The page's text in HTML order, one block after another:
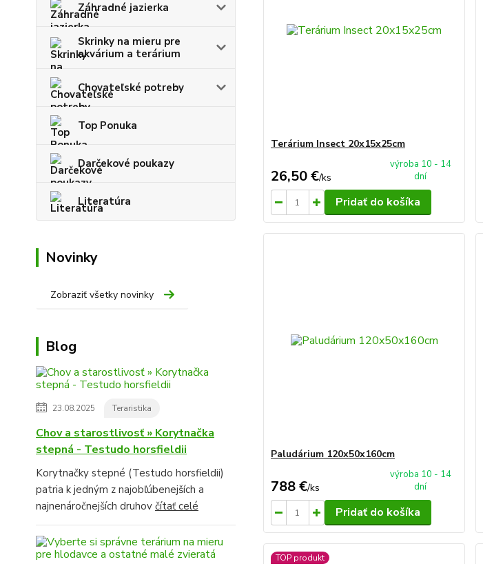
Záhradné jazierka
Skrinky na mieru pre
akvárium a terárium
Chovateľské potreby
Top Ponuka
Darčekové poukazy
Literatúra
Novinky
Zobraziť všetky novinky
Blog
23.08.2025 Teraristika
Chov a starostlivosť » Korytnačka
stepná - Testudo horsfieldii
Korytnačky stepné (Testudo horsfieldii)
patria k jedným z najobľúbenejších a
najnenáročnejších druhov čítať celé
Terárium Insect 20x15x25cm
26,50 €/ks
výroba 10 - 14
dní
Pridať do košíka
Paludárium 120x50x160cm
788 €/ks
výroba 10 - 14
dní
Pridať do košíka
TOP produkt